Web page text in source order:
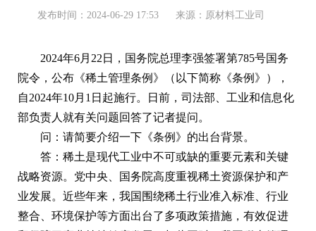
发布时间：2024-06-29 17:53 来源：原材料工业司
2024年6月22日，国务院总理李强签署第785号国务
院令，公布《稀土管理条例》（以下简称《条例》），
自2024年10月1日起施行。日前，司法部、工业和信息化
部负责人就有关问题回答了记者提问。
问：请简要介绍一下《条例》的出台背景。
答：稀土是现代工业中不可或缺的重要元素和关键
战略资源。党中央、国务院高度重视稀土资源保护和产
业发展。近些年来，我国围绕稀土行业准入标准、行业
整合、环境保护等方面出台了多项政策措施，有效促进